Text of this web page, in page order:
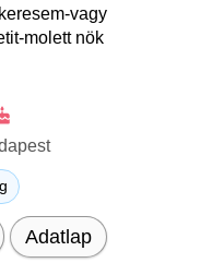
vagy
molett nök
Adatlap